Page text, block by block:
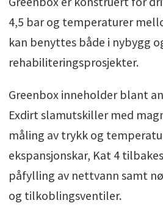
4,5 bar og temperaturer
kan benyttes både i nybygg
rehabiliteringsprosjekter.
Greenbox inneholder blant
Exdirt slamutskiller med
måling av trykk og
ekspansjonskar, Kat 4
påfylling av nettvann samt
og tilkoblingsventiler.